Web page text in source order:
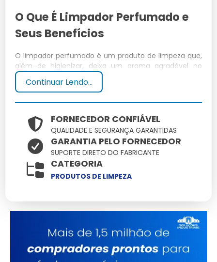
O Que É Limpador Perfumado e
Seus Benefícios
O limpador perfumado é um produto de limpeza que,
além de higienizar, deixa um aroma agradável no
ambiente. Composto por agentes de limpeza e
fragrâncias, ele é ideal para quem busca limpeza e
Composição dos Limpadores
Perfumados
Os limpadores perfumados geralmente contêm água,
surfactantes, fragrâncias e conservantes. A
composição pode variar conforme a marca, como no
Benefícios de Usar Limpadores
Perfumados
Elimina sujeiras e odores desagradáveis
Continuar Lendo...
FORNECEDOR CONFIÁVEL
QUALIDADE E SEGURANÇA GARANTIDAS
GARANTIA PELO FORNECEDOR
SUPORTE DIRETO DO FABRICANTE
CATEGORIA
PRODUTOS DE LIMPEZA